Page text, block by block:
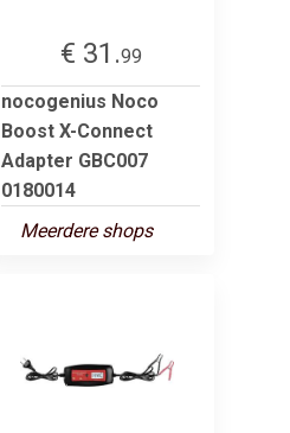
€ 31.99
nocogenius Noco
Boost X-Connect
Adapter GBC007
0180014
Meerdere shops